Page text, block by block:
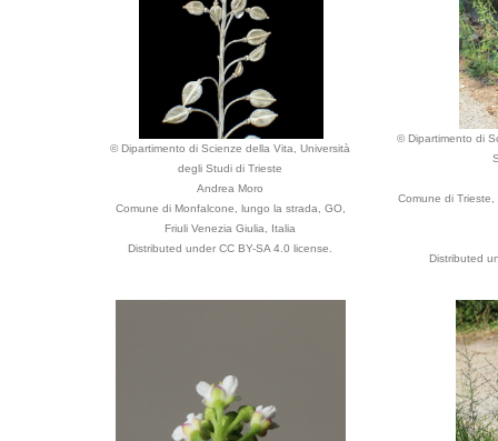
© Dipartimento di Scienze della Vita, Università
degli Studi di Trieste
Andrea Moro
Comune di Monfalcone, lungo la strada, GO,
Friuli Venezia Giulia, Italia
Distributed under CC BY-SA 4.0 license.
© Dipartimento di
Comune di
Distributed